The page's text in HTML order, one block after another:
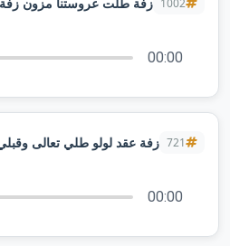
1002
00:00
721
00:00